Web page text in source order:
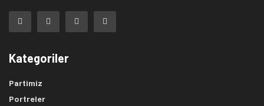
Kategoriler
Partimiz
Portreler